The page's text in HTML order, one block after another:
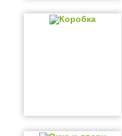
Коробка